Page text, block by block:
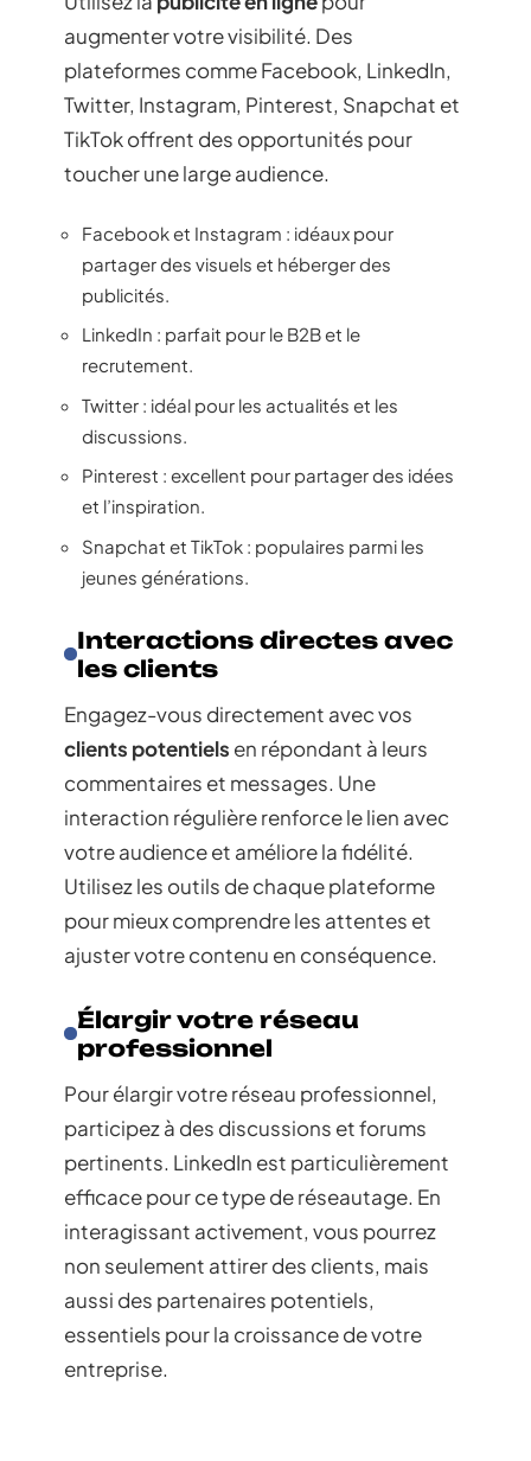
augmenter votre visibilité. Des
plateformes comme Facebook, LinkedIn,
Twitter, Instagram, Pinterest, Snapchat et
TikTok offrent des opportunités pour
toucher une large audience.
Facebook et Instagram : idéaux pour
partager des visuels et héberger des
publicités.
LinkedIn : parfait pour le B2B et le
recrutement.
Twitter : idéal pour les actualités et les
discussions.
Pinterest : excellent pour partager des idées
et l’inspiration.
Snapchat et TikTok : populaires parmi les
jeunes générations.
Interactions directes avec
les clients
Engagez-vous directement avec vos
clients potentiels en répondant à leurs
commentaires et messages. Une
interaction régulière renforce le lien avec
votre audience et améliore la fidélité.
Utilisez les outils de chaque plateforme
pour mieux comprendre les attentes et
ajuster votre contenu en conséquence.
Élargir votre réseau
professionnel
Pour élargir votre réseau professionnel,
participez à des discussions et forums
pertinents. LinkedIn est particulièrement
efficace pour ce type de réseautage. En
interagissant activement, vous pourrez
non seulement attirer des clients, mais
aussi des partenaires potentiels,
essentiels pour la croissance de votre
entreprise.